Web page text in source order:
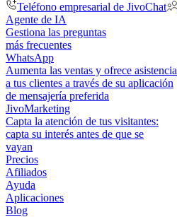
Teléfono empresarial de JivoChat
Agente de IA
Gestiona las preguntas
más frecuentes
WhatsApp
Aumenta las ventas y ofrece asistencia
a tus clientes a través de su aplicación
de mensajería preferida
JivoMarketing
Capta la atención de tus visitantes:
capta su interés antes de que se
vayan
Precios
Afiliados
Ayuda
Aplicaciones
Blog